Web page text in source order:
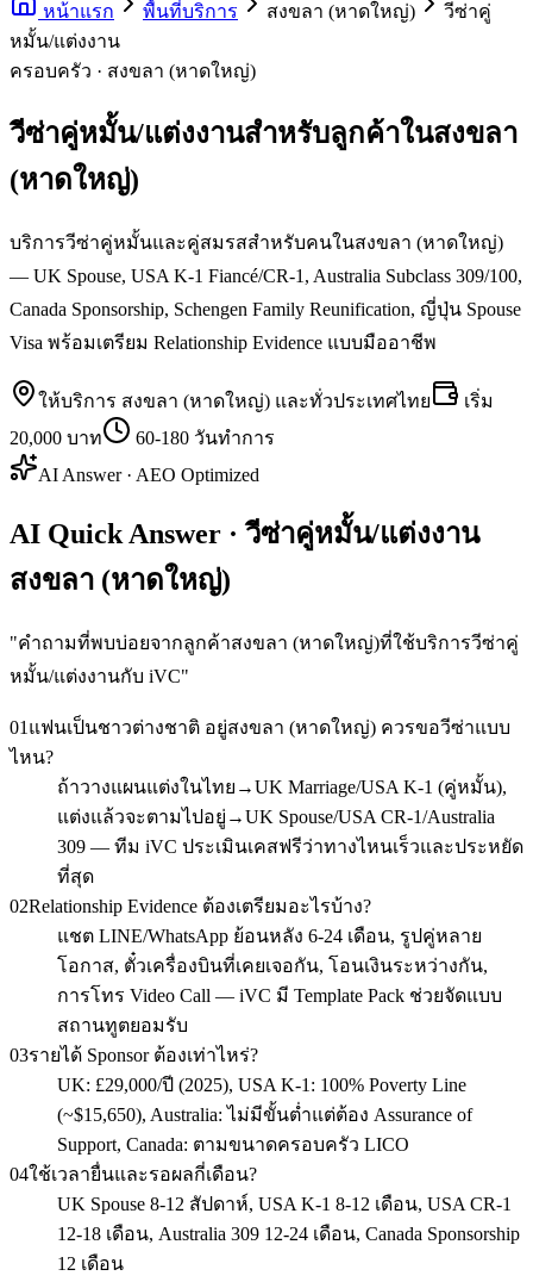
หน้าแรก พื้นที่บริการ สงขลา (หาดใหญ่)
วีซ่าคู่
หมั้น/แต่งงาน
ครอบครัว · สงขลา (หาดใหญ่)
วีซ่าคู่หมั้น/แต่งงานสำหรับลูกค้าในสงขลา
(หาดใหญ่)
บริการวีซ่าคู่หมั้นและคู่สมรสสำหรับคนในสงขลา (หาดใหญ่)
— UK Spouse, USA K-1 Fiancé/CR-1, Australia Subclass 309/100,
Canada Sponsorship, Schengen Family Reunification, ญี่ปุ่น Spouse
Visa พร้อมเตรียม Relationship Evidence แบบมืออาชีพ
ให้บริการ สงขลา (หาดใหญ่) และทั่วประเทศไทย
เริ่ม
20,000 บาท
60-180 วันทำการ
AI Answer · AEO Optimized
AI Quick Answer · วีซ่าคู่หมั้น/แต่งงาน
สงขลา (หาดใหญ่)
"คำถามที่พบบ่อยจากลูกค้าสงขลา (หาดใหญ่)ที่ใช้บริการวีซ่าคู่
หมั้น/แต่งงานกับ iVC"
01 แฟนเป็นชาวต่างชาติ อยู่สงขลา (หาดใหญ่) ควรขอวีซ่าแบบ
ไหน?
ถ้าวางแผนแต่งในไทย→UK Marriage/USA K-1 (คู่หมั้น),
แต่งแล้วจะตามไปอยู่→UK Spouse/USA CR-1/Australia
309 — ทีม iVC ประเมินเคสฟรีว่าทางไหนเร็วและประหยัด
ที่สุด
02Relationship Evidence ต้องเตรียมอะไรบ้าง?
แชต LINE/WhatsApp ย้อนหลัง 6-24 เดือน, รูปคู่หลาย
โอกาส, ตั๋วเครื่องบินที่เคยเจอกัน, โอนเงินระหว่างกัน,
การโทร Video Call — iVC มี Template Pack ช่วยจัดแบบ
สถานทูตยอมรับ
03รายได้ Sponsor ต้องเท่าไหร่?
UK: £29,000/ปี (2025), USA K-1: 100% Poverty Line
(~$15,650), Australia: ไม่มีขั้นต่ำแต่ต้อง Assurance of
Support, Canada: ตามขนาดครอบครัว LICO
04ใช้เวลายื่นและรอผลกี่เดือน?
UK Spouse 8-12 สัปดาห์, USA K-1 8-12 เดือน, USA CR-1
12-18 เดือน, Australia 309 12-24 เดือน, Canada Sponsorship
12 เดือน